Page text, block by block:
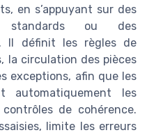
en s’appuyant sur des
standards ou des
Il définit les règles de
la circulation des pièces
exceptions, afin que les
automatiquement les
de cohérence.
limite les erreurs